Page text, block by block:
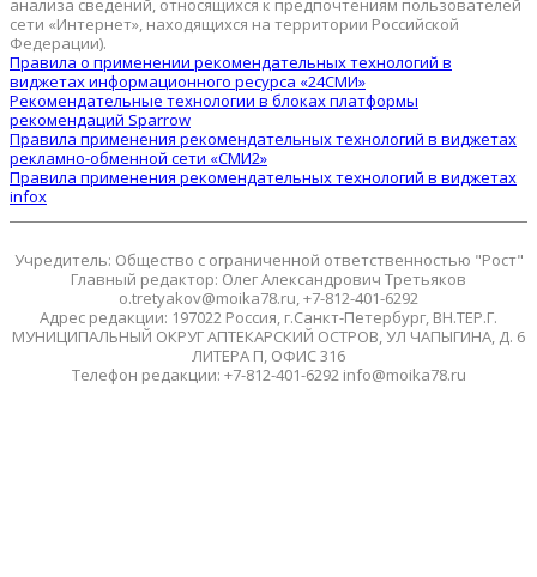
анализа сведений, относящихся к предпочтениям пользователей
сети «Интернет», находящихся на территории Российской
Федерации).
Правила о применении рекомендательных технологий в
виджетах информационного ресурса «24СМИ»
Рекомендательные технологии в блоках платформы
рекомендаций Sparrow
Правила применения рекомендательных технологий в виджетах
рекламно-обменной сети «СМИ2»
Правила применения рекомендательных технологий в виджетах
infox
Учредитель: Общество с ограниченной ответственностью "Рост"
Главный редактор: Олег Александрович Третьяков
o.tretyakov@moika78.ru, +7-812-401-6292
Адрес редакции: 197022 Россия, г.Санкт-Петербург, ВН.ТЕР.Г.
МУНИЦИПАЛЬНЫЙ ОКРУГ АПТЕКАРСКИЙ ОСТРОВ, УЛ ЧАПЫГИНА, Д. 6
ЛИТЕРА П, ОФИС 316
Телефон редакции: +7-812-401-6292 info@moika78.ru